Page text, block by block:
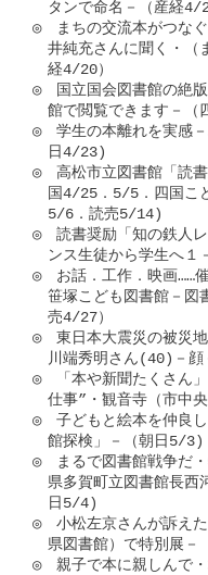
タンで命名－（産経4/
◎　まちの交流本がつな
井純充さんに聞く・（
経4/20）
◎　国立国会図書館の絶
館で閲覧できます－（
◎　学生の本離れを実感
日4/23)
◎　高松市立図書館「読
国4/25．5/5．四国こ
5/6．読売5/14)
◎　読書奨励「知の鉄人
ンス生徒から学生へ１
◎　お話．工作．映画……
笹塚こども図書館－
売4/27）
◎　東日本大震災の被災
川端秀明さん(40)－顔
◎　「本や新聞たくさん
仕事”・観音寺（市中
◎　子どもと絵本を仲良
館探検」－（朝日5/3)
◎　まるで図書館戦争だ
県多賀町立図書館長
日5/4)
◎　小松左京さんが訴え
県図書館）で特別展－
◎　親子で本に親しんで